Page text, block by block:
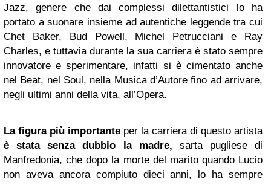
Jazz, genere che dai complessi dilettantistici lo ha
portato a suonare insieme ad autentiche leggende tra cui
Chet Baker, Bud Powell, Michel Petrucciani e Ray
Charles, e tuttavia durante la sua carriera è stato sempre
innovatore e sperimentare, infatti si è cimentato anche
nel Beat, nel Soul, nella Musica d’Autore fino ad arrivare,
negli ultimi anni della vita, all’Opera.
La figura più importante per la carriera di questo artista
è stata senza dubbio la madre, sarta pugliese di
Manfredonia, che dopo la morte del marito quando Lucio
non aveva ancora compiuto dieci anni, lo ha sempre